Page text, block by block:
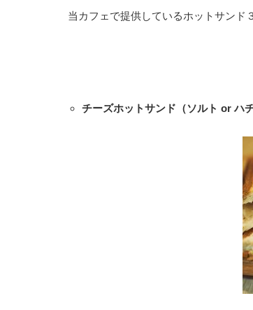
当カフェで提供しているホットサンド
チーズホットサンド（ソルト or ハ